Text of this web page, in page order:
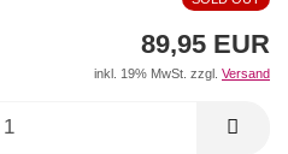
89,95 EUR
inkl. 19% MwSt. zzgl. Versand